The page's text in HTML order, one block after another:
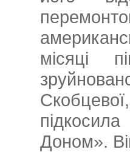
місяці
Доном».